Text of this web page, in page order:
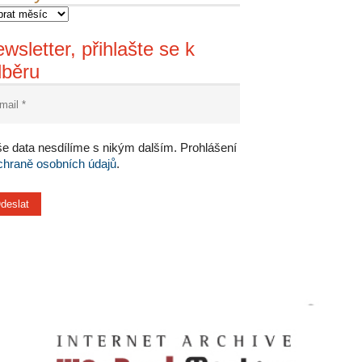
přihlašte se k
data nesdílíme s nikým dalším. Prohlášení
osobních údajů.